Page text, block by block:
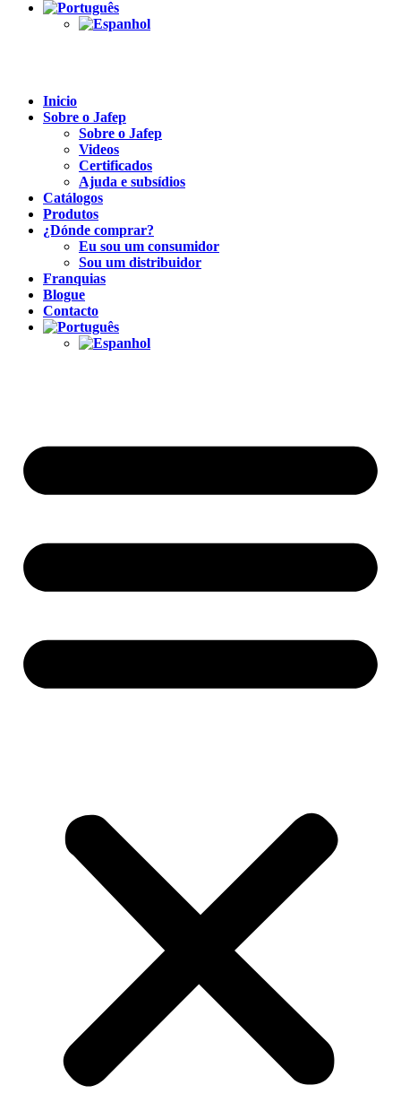
Inicio
Sobre o Jafep
Sobre o Jafep
Videos
Certificados
Ajuda e subsídios
Catálogos
Produtos
¿Dónde comprar?
Eu sou um consumidor
Sou um distribuidor
Franquias
Blogue
Contacto